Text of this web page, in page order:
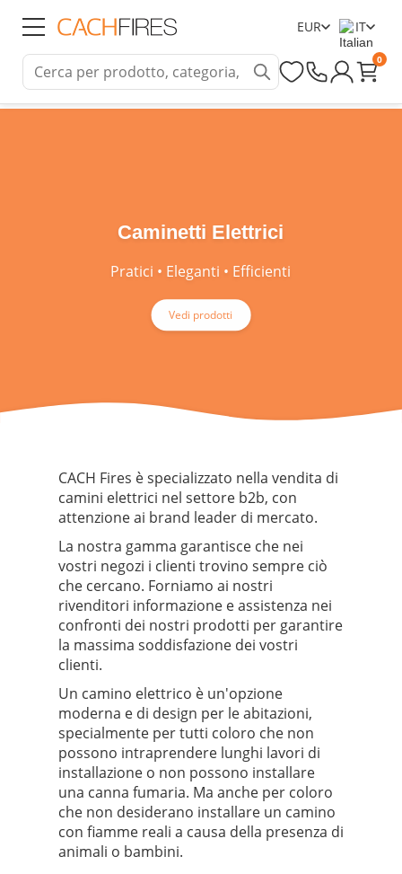
EUR IT
0
Caminetti Elettrici
Pratici • Eleganti • Efficienti
Vedi prodotti
CACH Fires è specializzato nella vendita di
camini elettrici nel settore b2b, con
attenzione ai brand leader di mercato.
La nostra gamma garantisce che nei
vostri negozi i clienti trovino sempre ciò
che cercano. Forniamo ai nostri
rivenditori informazione e assistenza nei
confronti dei nostri prodotti per garantire
la massima soddisfazione dei vostri
clienti.
Un camino elettrico è un'opzione
moderna e di design per le abitazioni,
specialmente per tutti coloro che non
possono intraprendere lunghi lavori di
installazione o non possono installare
una canna fumaria. Ma anche per coloro
che non desiderano installare un camino
con fiamme reali a causa della presenza di
animali o bambini.